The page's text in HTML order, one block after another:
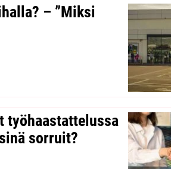
– ”Miksi
työhaastattelussa
sorruit?